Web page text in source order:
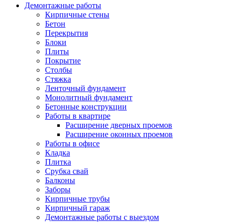
Демонтажные работы
Кирпичные стены
Бетон
Перекрытия
Блоки
Плиты
Покрытие
Столбы
Стяжка
Ленточный фундамент
Монолитный фундамент
Бетонные конструкции
Работы в квартире
Расширение дверных проемов
Расширение оконных проемов
Работы в офисе
Кладка
Плитка
Срубка свай
Балконы
Заборы
Кирпичные трубы
Кирпичный гараж
Демонтажные работы с выездом